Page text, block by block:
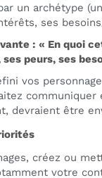
un archétype
ses
: « En quoi
peurs, ses
vos
devraient être
créez ou
votre